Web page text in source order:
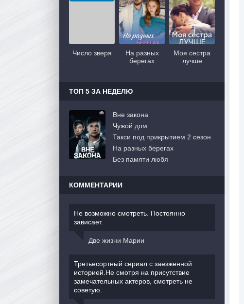
Число зверя
На разных
берегах
Моя сестра
лучше
ТОП 5 ЗА НЕДЕЛЮ
Вне закона
Чужой дом
Такси под прикрытием 2 сезон
На разных берегах
Без памяти любя
КОММЕНТАРИИ
Не возможно смотреть. Постоянно
зависает.
Две жизни Марии
Третьесортный сериал с заезженной
историей.Не смотря на присутствие
замечательных актеров, смотреть не
советую.